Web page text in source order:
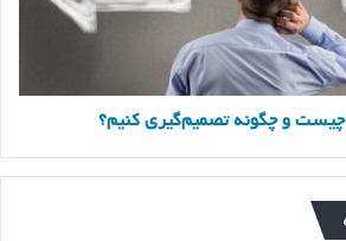
و چگونه تصمیم‌گیری کنیم؟